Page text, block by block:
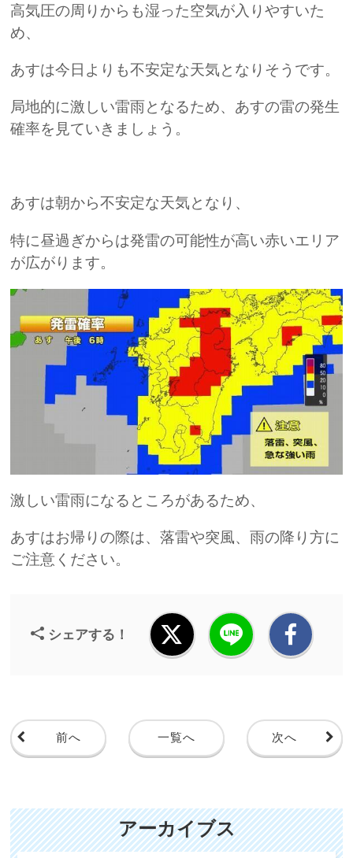
高気圧の周りからも湿った空気が入りやすいた
め、
あすは今日よりも不安定な天気となりそうです。
局地的に激しい雷雨となるため、あすの雷の発生
確率を見ていきましょう。
あすは朝から不安定な天気となり、
特に昼過ぎからは発雷の可能性が高い赤いエリア
が広がります。
激しい雷雨になるところがあるため、
あすはお帰りの際は、落雷や突風、雨の降り方に
ご注意ください。
シェアする！
前へ 一覧へ 次へ
アーカイブス